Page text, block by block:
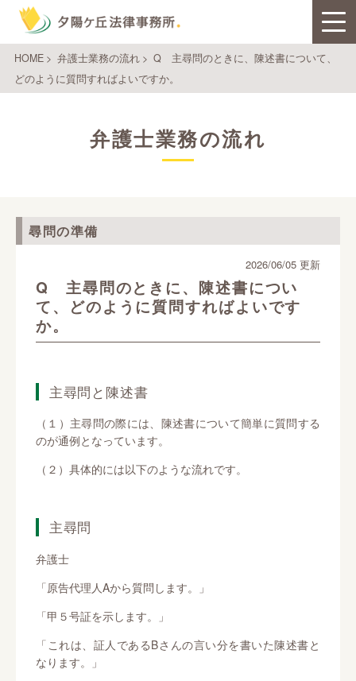
HOME> 弁護士業務の流れ> Q 主尋問のときに、陳述書について、
どのように質問すればよいですか。
弁護士業務の流れ
尋問の準備
Q 主尋問のときに、陳述書につい
て、どのように質問すればよいです
か。
2026/06/05 更新
主尋問と陳述書
（１）主尋問の際には、陳述書について簡単に質問する
のが通例となっています。
（２）具体的には以下のような流れです。
主尋問
弁護士
「原告代理人Aから質問します。」
「甲５号証を示します。」
「これは、証人であるBさんの言い分を書いた陳述書と
なります。」